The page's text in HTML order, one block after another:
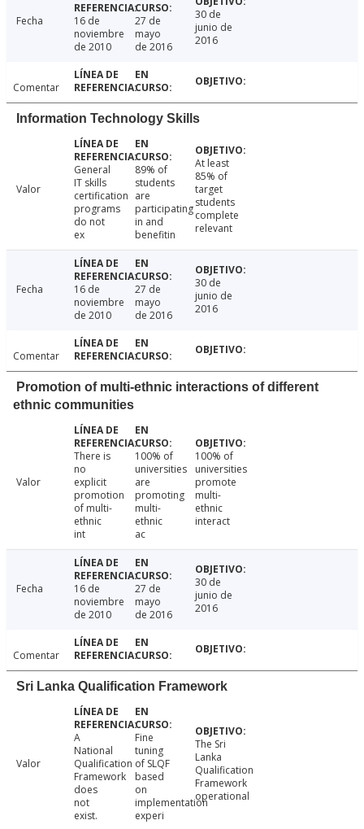
Fecha
16 de
noviembre
de 2010
27 de
mayo
de 2016
30 de
junio de
2016
Comentar
Information Technology Skills
Valor
General
IT skills
certification
programs
do not
ex
89% of
students
are
participating
in and
benefitin
At least
85% of
target
students
complete
relevant
Fecha
16 de
noviembre
de 2010
27 de
mayo
de 2016
30 de
junio de
2016
Comentar
Promotion of multi-ethnic interactions of different
ethnic communities
Valor
There is
no
explicit
promotion
of multi-
ethnic
int
100% of
universities
are
promoting
multi-
ethnic
ac
100% of
universities
promote
multi-
ethnic
interact
Fecha
16 de
noviembre
de 2010
27 de
mayo
de 2016
30 de
junio de
2016
Comentar
Sri Lanka Qualification Framework
Valor
A
National
Qualification
Framework
does
not
exist.
Fine
tuning
of SLQF
based
on
implementation
experi
The Sri
Lanka
Qualification
Framework
operational